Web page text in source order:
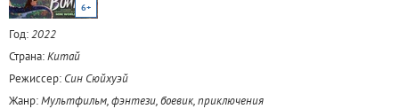
6+
Год:2022
Страна:Китай
Режиссер: Син Сюйхуэй
Жанр:Мультфильм, фэнтези, боевик, приключения